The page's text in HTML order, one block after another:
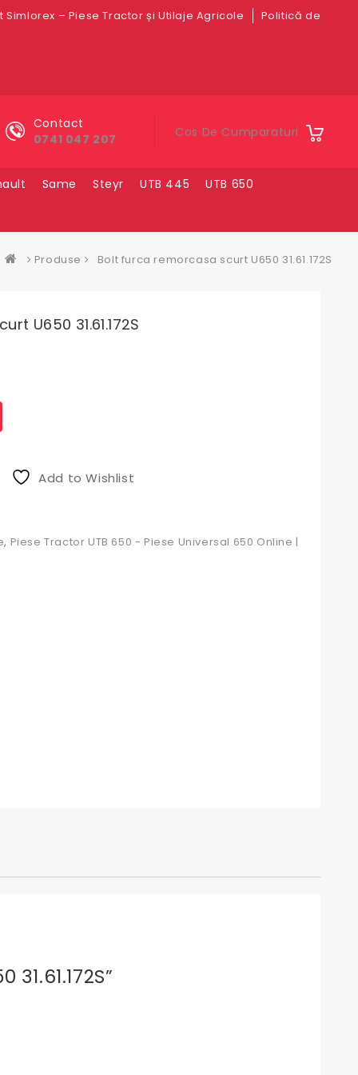
Simlorex – Piese Tractor și Utilaje Agricole Politică de
Cos De Cumparaturi
Contact
0741 047 207
Same Steyr UTB 445
UTB 650
Produse Bolt furca remorcasa scurt U650 31.61.172S
U650 31.61.172S
Add to Wishlist
, Piese Tractor UTB 650 - Piese Universal 650 Online |